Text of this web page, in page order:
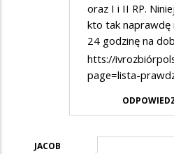
oraz I i II RP.
kto tak naprawdę
24 godzinę na
htts://
page=lista-
JACOB